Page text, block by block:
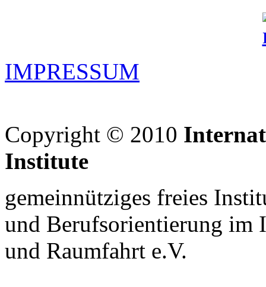
IMPRESSUM
Copyright © 2010
Institute
gemeinnütziges freies
und Berufsorientierung im
und Raumfahrt e.V.